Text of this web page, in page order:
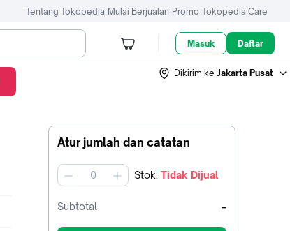
Tentang Tokopedia Mulai Berjualan Promo Tokopedia Care
Masuk Daftar
Dikirim ke Jakarta Pusat
Atur jumlah dan catatan
jumlah Stok: Tidak Dijual
Subtotal -